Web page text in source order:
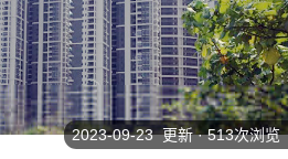
2023-09-23 更新 · 513次浏览